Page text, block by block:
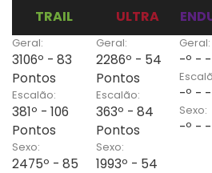
TRAIL
Geral:
3106º - 83
Pontos
Escalão:
381º - 106
Pontos
Sexo:
2475º - 85
ULTRA
Geral:
2286º - 54
Pontos
Escalão:
363º - 84
Pontos
Sexo:
1993º - 54
Geral:
-º -
-º -
Sexo:
-º -